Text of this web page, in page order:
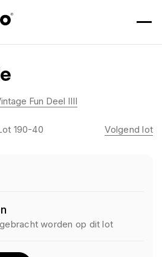
Fun Deel IIII
190-40 Volgend lot
worden op dit lot